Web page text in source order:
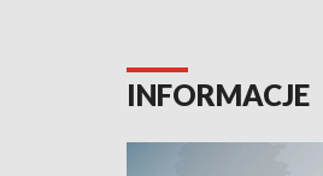
INFORMACJE